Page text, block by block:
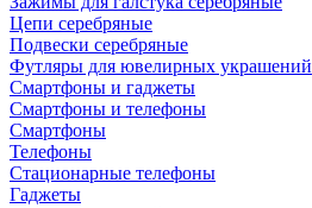
Цепи серебряные
Подвески серебряные
Футляры для ювелирных украшений
Смартфоны и гаджеты
Смартфоны и телефоны
Смартфоны
Телефоны
Стационарные телефоны
Гаджеты